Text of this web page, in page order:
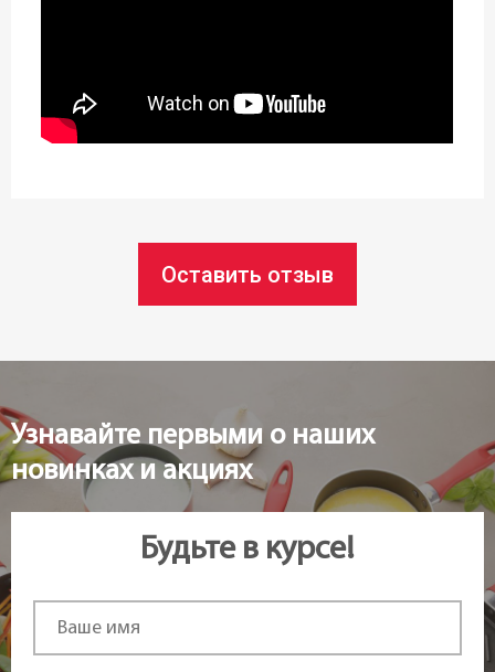
27 см - 42,5 см
Страна регистрация бренда:
Оставить отзыв
Узнавайте первыми о наших
новинках и акциях
Будьте в курсе!